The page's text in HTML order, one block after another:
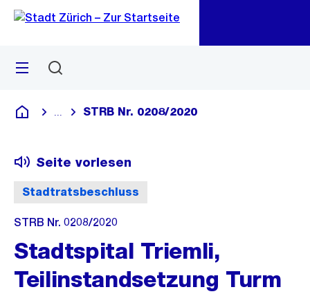
Navigation
Sprunglink
Menü
Deutsch
Blende alle Breadcrumbs ein
STRB Nr. 0208/2020
Stadtratsbeschluss
Seite vorlesen
STRB Nr. 0208/2020
Stadtspital Triemli,
Teilinstandsetzung Turm